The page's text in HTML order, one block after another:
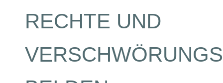
SEITEN
Home
Suche
Magazin
Downloads
RECHTE UND